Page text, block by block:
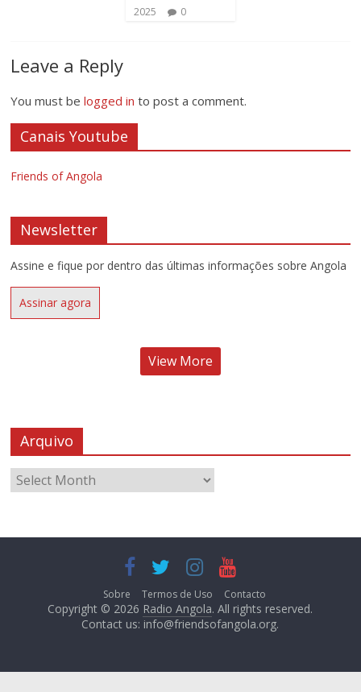
2025
0
Leave a Reply
You must belogged in to post a comment.
Canais Youtube
Friends of Angola
Newsletter
Assine e fique por dentro das últimas informações sobre Angola
Assinar agora
View More
Arquivo
Sobre Termos de Uso Contacto
Copyright © 2026 Radio Angola. All rights reserved.
Contact us: info@friendsofangola.org.